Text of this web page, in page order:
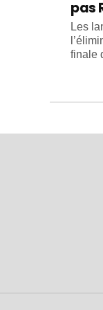
pas
Les
finale